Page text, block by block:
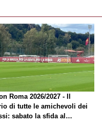
Roma 2026/2027 - Il
di tutte le amichevoli dei
sabato la sfida al